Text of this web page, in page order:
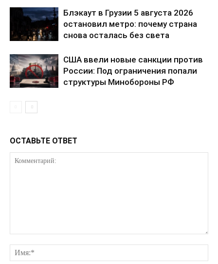
Блэкаут в Грузии 5 августа 2026
остановил метро: почему страна
снова осталась без света
США ввели новые санкции против
России: Под ограничения попали
структуры Минобороны РФ
ОСТАВЬТЕ ОТВЕТ